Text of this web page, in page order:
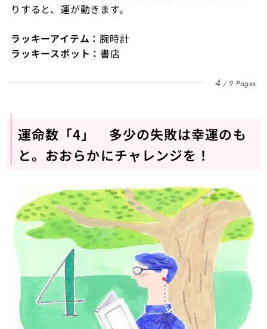
りすると、運が動きます。
ラッキーアイテム： 腕時計
ラッキースポット： 書店
4 9 Pages
運命数「4」 多少の失敗は幸運のも
と。おおらかにチャレンジを！